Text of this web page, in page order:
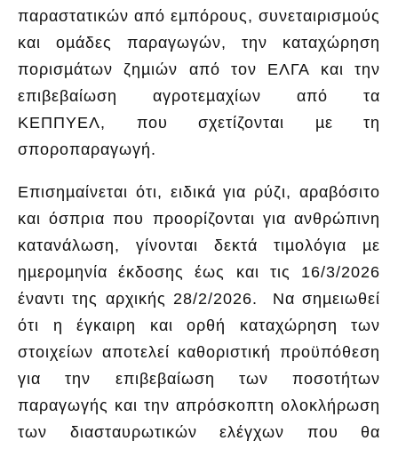
παραστατικών από εµπόρους, συνεταιρισµούς
και οµάδες παραγωγών, την καταχώρηση
πορισµάτων ζηµιών από τον ΕΛΓΑ και την
επιβεβαίωση αγροτεµαχίων από τα
ΚΕΠΠΥΕΛ, που σχετίζονται µε τη
σποροπαραγωγή.
Επισηµαίνεται ότι, ειδικά για ρύζι, αραβόσιτο
και όσπρια που προορίζονται για ανθρώπινη
κατανάλωση, γίνονται δεκτά τιµολόγια µε
ηµεροµηνία έκδοσης έως και τις 16/3/2026
έναντι της αρχικής 28/2/2026. Να σηµειωθεί
ότι η έγκαιρη και ορθή καταχώρηση των
στοιχείων αποτελεί καθοριστική προϋπόθεση
για την επιβεβαίωση των ποσοτήτων
παραγωγής και την απρόσκοπτη ολοκλήρωση
των διασταυρωτικών ελέγχων που θα